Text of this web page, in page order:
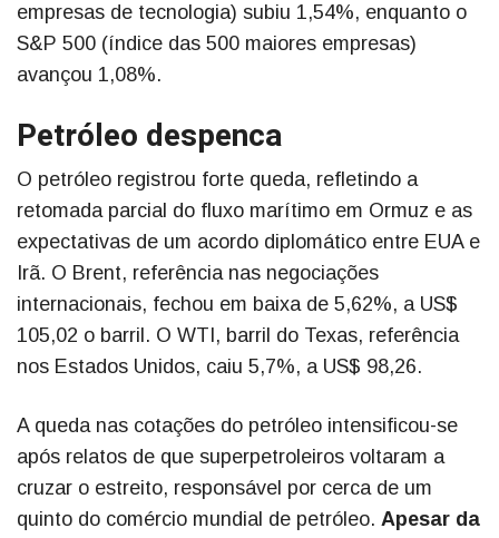
empresas de tecnologia) subiu 1,54%, enquanto o
S&P 500 (índice das 500 maiores empresas)
avançou 1,08%.
Petróleo despenca
O petróleo registrou forte queda, refletindo a
retomada parcial do fluxo marítimo em Ormuz e as
expectativas de um acordo diplomático entre EUA e
Irã. O Brent, referência nas negociações
internacionais, fechou em baixa de 5,62%, a US$
105,02 o barril. O WTI, barril do Texas, referência
nos Estados Unidos, caiu 5,7%, a US$ 98,26.
A queda nas cotações do petróleo intensificou-se
após relatos de que superpetroleiros voltaram a
cruzar o estreito, responsável por cerca de um
quinto do comércio mundial de petróleo. Apesar da